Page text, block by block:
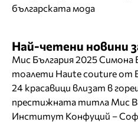
българската мода
Най-четени новини
Мис България 2025 Симона
тоалети Haute couture от
24 красавици влизат в
престижната титла Мис
Институт Конфуций –